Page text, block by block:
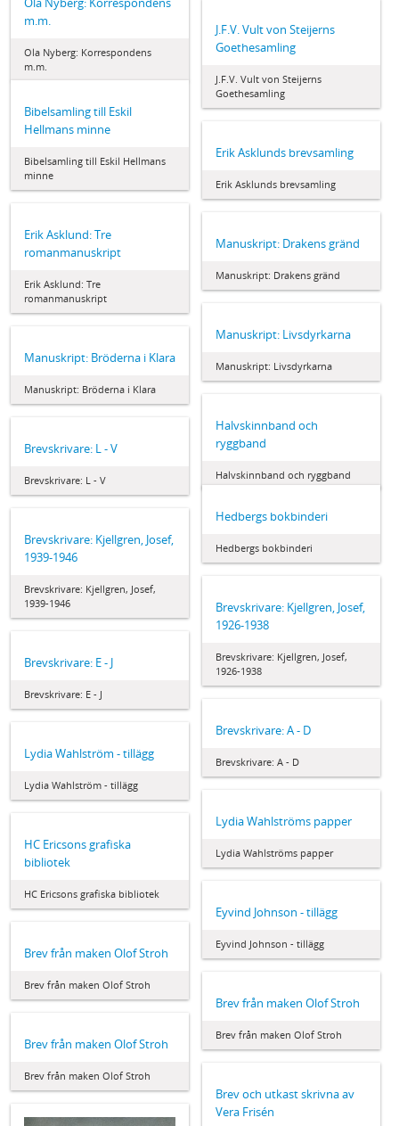
m.m.
Ola Nyberg: Korrespondens
m.m.
J.F.V. Vult von Steijerns
Goethesamling
J.F.V. Vult von Steijerns
Goethesamling
Bibelsamling till Eskil
Hellmans minne
Bibelsamling till Eskil Hellmans
minne
Erik Asklunds brevsamling
Erik Asklunds brevsamling
Erik Asklund: Tre
romanmanuskript
Erik Asklund: Tre
romanmanuskript
Manuskript: Drakens gränd
Manuskript: Drakens gränd
Manuskript: Livsdyrkarna
Manuskript: Livsdyrkarna
Manuskript: Bröderna i Klara
Manuskript: Bröderna i Klara
Halvskinnband och
ryggband
Halvskinnband och ryggband
Brevskrivare: L - V
Brevskrivare: L - V
Hedbergs bokbinderi
Hedbergs bokbinderi
Brevskrivare: Kjellgren, Josef,
1939-1946
Brevskrivare: Kjellgren, Josef,
1939-1946
Brevskrivare: Kjellgren, Josef,
1926-1938
Brevskrivare: Kjellgren, Josef,
1926-1938
Brevskrivare: E - J
Brevskrivare: E - J
Brevskrivare: A - D
Brevskrivare: A - D
Lydia Wahlström - tillägg
Lydia Wahlström - tillägg
Lydia Wahlströms papper
Lydia Wahlströms papper
HC Ericsons grafiska
bibliotek
HC Ericsons grafiska bibliotek
Eyvind Johnson - tillägg
Eyvind Johnson - tillägg
Brev från maken Olof Stroh
Brev från maken Olof Stroh
Brev från maken Olof Stroh
Brev från maken Olof Stroh
Brev från maken Olof Stroh
Brev från maken Olof Stroh
Brev och utkast skrivna av
Vera Frisén